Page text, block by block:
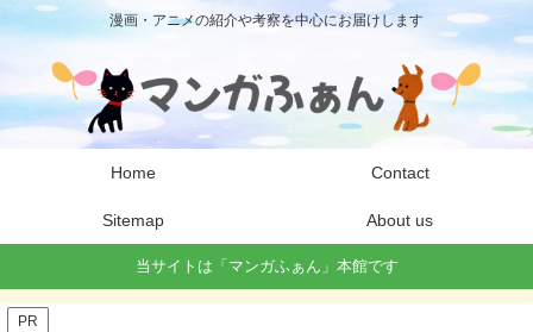
漫画・アニメの紹介や考察を中心にお届けします
Home Contact
Sitemap About us
当サイトは「マンガふぁん」本館です
PR